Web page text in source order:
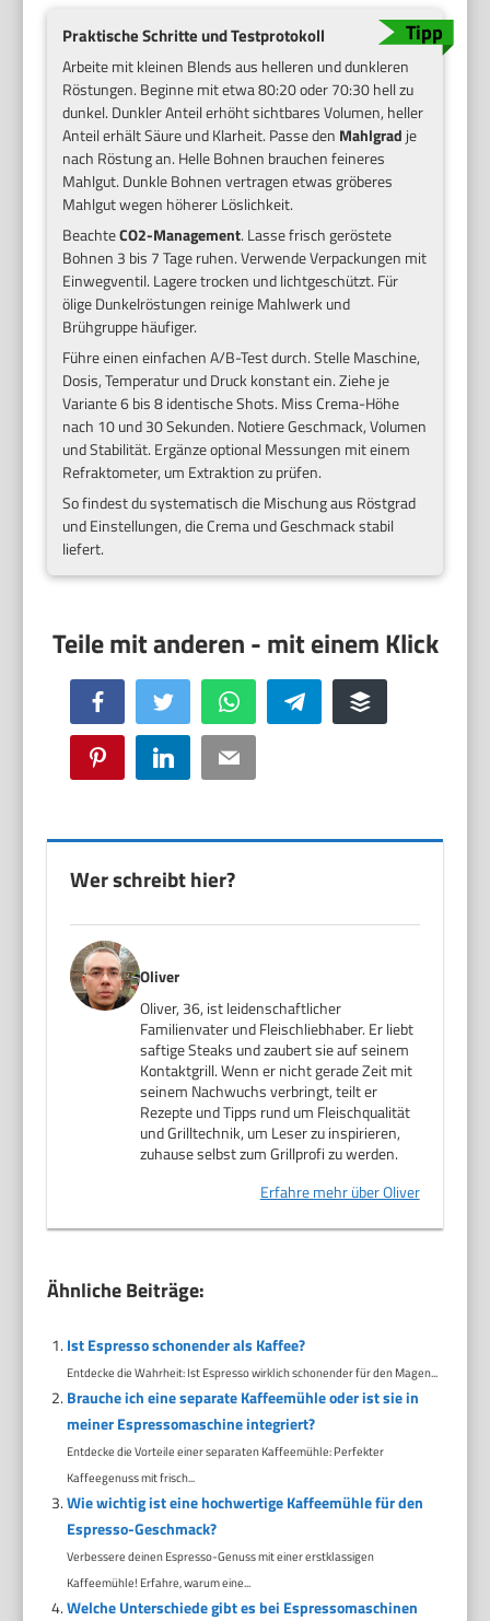
Praktische Schritte und Testprotokoll
Arbeite mit kleinen Blends aus helleren und dunkleren
Röstungen. Beginne mit etwa 80:20 oder 70:30 hell zu
dunkel. Dunkler Anteil erhöht sichtbares Volumen, heller
Anteil erhält Säure und Klarheit. Passe den Mahlgrad je
nach Röstung an. Helle Bohnen brauchen feineres
Mahlgut. Dunkle Bohnen vertragen etwas gröberes
Mahlgut wegen höherer Löslichkeit.
BeachteCO2-Management. Lasse frisch geröstete
Bohnen 3 bis 7 Tage ruhen. Verwende Verpackungen mit
Einwegventil. Lagere trocken und lichtgeschützt. Für
ölige Dunkelröstungen reinige Mahlwerk und
Brühgruppe häufiger.
Führe einen einfachen A/B-Test durch. Stelle Maschine,
Dosis, Temperatur und Druck konstant ein. Ziehe je
Variante 6 bis 8 identische Shots. Miss Crema-Höhe
nach 10 und 30 Sekunden. Notiere Geschmack, Volumen
und Stabilität. Ergänze optional Messungen mit einem
Refraktometer, um Extraktion zu prüfen.
So findest du systematisch die Mischung aus Röstgrad
und Einstellungen, die Crema und Geschmack stabil
liefert.
Facebook Twitter WhatsApp Telegram Buffer
Pinterest LinkedIn Email
Wer schreibt hier?
Oliver
Oliver, 36, ist leidenschaftlicher
Familienvater und Fleischliebhaber. Er liebt
saftige Steaks und zaubert sie auf seinem
Kontaktgrill. Wenn er nicht gerade Zeit mit
seinem Nachwuchs verbringt, teilt er
Rezepte und Tipps rund um Fleischqualität
und Grilltechnik, um Leser zu inspirieren,
zuhause selbst zum Grillprofi zu werden.
Erfahre mehr über Oliver
Ähnliche Beiträge:
Ist Espresso schonender als Kaffee?
Entdecke die Wahrheit: Ist Espresso wirklich schonender für den Magen...
Brauche ich eine separate Kaffeemühle oder ist sie in
meiner Espressomaschine integriert?
Entdecke die Vorteile einer separaten Kaffeemühle: Perfekter
Kaffeegenuss mit frisch...
Wie wichtig ist eine hochwertige Kaffeemühle für den
Espresso-Geschmack?
Verbessere deinen Espresso-Genuss mit einer erstklassigen
Kaffeemühle! Erfahre, warum eine...
Welche Unterschiede gibt es bei Espressomaschinen